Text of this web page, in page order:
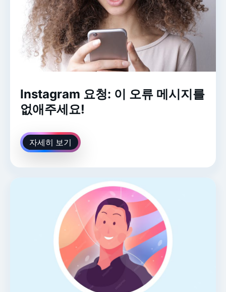
Instagram 요청: 이 오류 메시지를
없애주세요!
자세히 보기